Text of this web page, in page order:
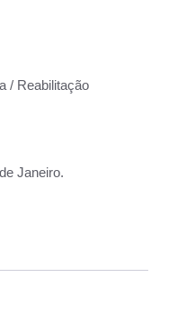
/ Reabilitação
Janeiro.